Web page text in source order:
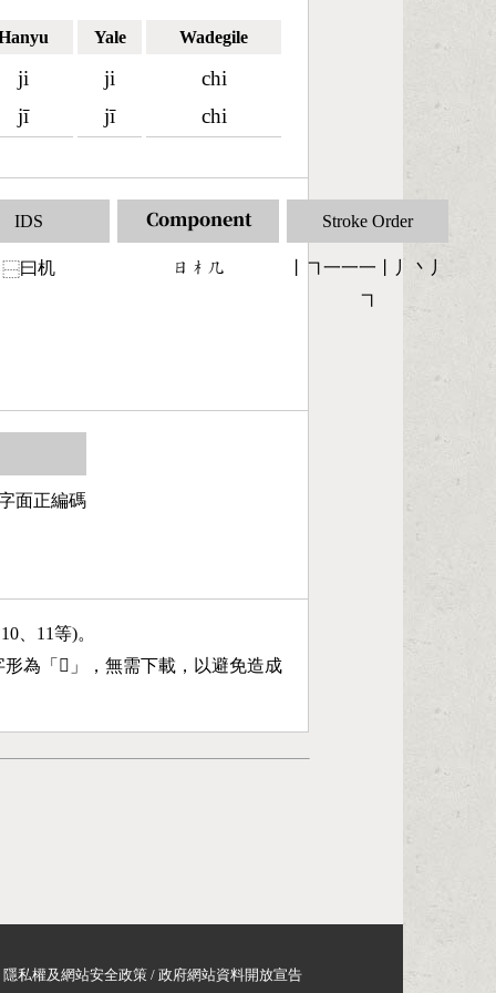
Yale Wadegile
ji
jī
ji
jī
chi
chi
IDS
⿱曰机
Component
󶃐󶂸󶀸
Stroke Order
丨㇕一一一丨丿丶丿
㇕
面正編碼
、11等)。
為「 𣌯 」，無需下載，以避免造成
隱私權及網站安全政策 /政府網站資料開放宣告